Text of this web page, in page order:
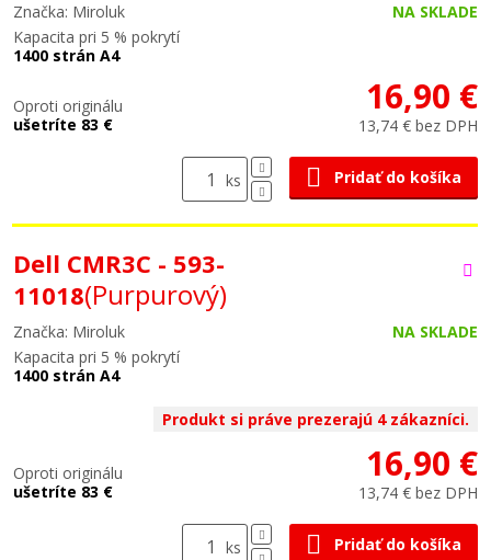
Značka: Miroluk
NA SKLADE
Kapacita pri 5 % pokrytí
1400 strán A4
Oproti originálu
ušetríte 83 €
16,90 €
13,74 € bez DPH
ks Pridať do košíka
Dell CMR3C - 593-
11018(Purpurový)
Značka: Miroluk
NA SKLADE
Kapacita pri 5 % pokrytí
1400 strán A4
Produkt si práve prezerajú 4 zákazníci.
Oproti originálu
ušetríte 83 €
16,90 €
13,74 € bez DPH
ks Pridať do košíka